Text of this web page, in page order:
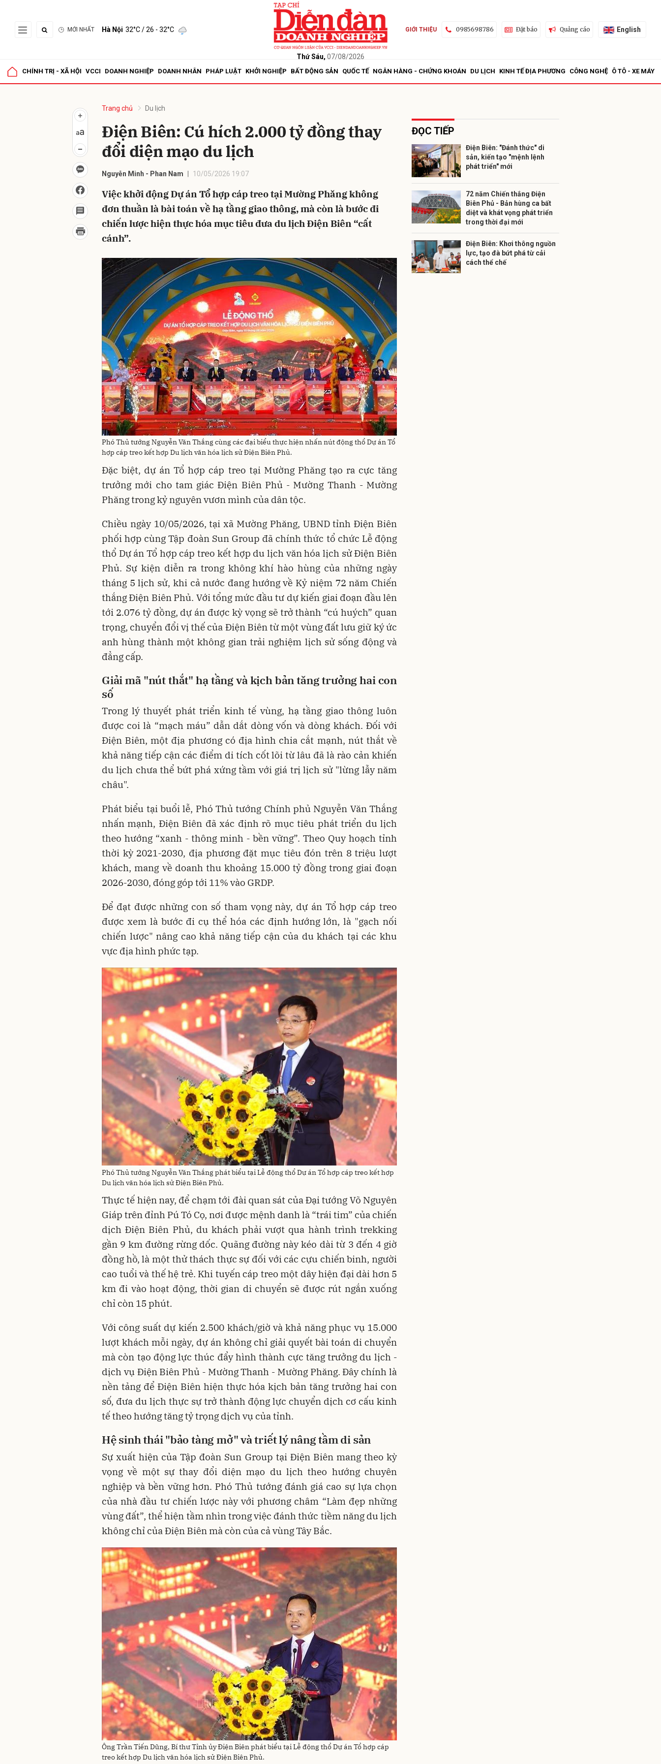
MỚI NHẤT Hà Nội 32°C/ 26 - 32°C
Thứ Sáu, 07/08/2026
GIỚI THIỆU 0985698786 Đặt báo Quảng cáo English
CHÍNH TRỊ - XÃ HỘI VCCI DOANH NGHIỆP DOANH NHÂN PHÁP LUẬT KHỞI NGHIỆP BẤT ĐỘNG SẢN QUỐC TẾ NGÂN HÀNG - CHỨNG KHOÁN DU LỊCH KINH TẾ ĐỊA PHƯƠNG CÔNG NGHỆ Ô TÔ - XE MÁY
Trang chủ Du lịch
Điện Biên: Cú hích 2.000 tỷ đồng thay
đổi diện mạo du lịch
Nguyễn Minh - Phan Nam 10/05/2026 19:07
Việc khởi động Dự án Tổ hợp cáp treo tại Mường Phăng không
đơn thuần là bài toán về hạ tầng giao thông, mà còn là bước đi
chiến lược hiện thực hóa mục tiêu đưa du lịch Điện Biên “cất
cánh”.
Phó Thủ tướng Nguyễn Văn Thắng cùng các đại biểu thực hiện nhấn nút động thổ Dự án Tổ
hợp cáp treo kết hợp Du lịch văn hóa lịch sử Điện Biên Phủ.
Đặc biệt, dự án Tổ hợp cáp treo tại Mường Phăng tạo ra cực tăng
trưởng mới cho tam giác Điện Biên Phủ - Mường Thanh - Mường
Phăng trong kỷ nguyên vươn mình của dân tộc.
Chiều ngày 10/05/2026, tại xã Mường Phăng, UBND tỉnh Điện Biên
phối hợp cùng Tập đoàn Sun Group đã chính thức tổ chức Lễ động
thổ Dự án Tổ hợp cáp treo kết hợp du lịch văn hóa lịch sử Điện Biên
Phủ. Sự kiện diễn ra trong không khí hào hùng của những ngày
tháng 5 lịch sử, khi cả nước đang hướng về Kỷ niệm 72 năm Chiến
thắng Điện Biên Phủ. Với tổng mức đầu tư dự kiến giai đoạn đầu lên
tới 2.076 tỷ đồng, dự án được kỳ vọng sẽ trở thành “cú huých” quan
trọng, chuyển đổi vị thế của Điện Biên từ một vùng đất lưu giữ ký ức
anh hùng thành một không gian trải nghiệm lịch sử sống động và
đẳng cấp.
Giải mã "nút thắt" hạ tầng và kịch bản tăng trưởng hai con
số
Trong lý thuyết phát triển kinh tế vùng, hạ tầng giao thông luôn
được coi là “mạch máu” dẫn dắt dòng vốn và dòng khách. Đối với
Điện Biên, một địa phương có địa hình chia cắt mạnh, nút thắt về
khả năng tiếp cận các điểm di tích cốt lõi từ lâu đã là rào cản khiến
du lịch chưa thể bứt phá xứng tầm với giá trị lịch sử "lừng lẫy năm
châu".
Phát biểu tại buổi lễ, Phó Thủ tướng Chính phủ Nguyễn Văn Thắng
nhấn mạnh, Điện Biên đã xác định rõ mục tiêu phát triển du lịch
theo hướng “xanh - thông minh - bền vững”. Theo Quy hoạch tỉnh
thời kỳ 2021-2030, địa phương đặt mục tiêu đón trên 8 triệu lượt
khách, mang về doanh thu khoảng 15.000 tỷ đồng trong giai đoạn
2026-2030, đóng góp tới 11% vào GRDP.
Để đạt được những con số tham vọng này, dự án Tổ hợp cáp treo
được xem là bước đi cụ thể hóa các định hướng lớn, là "gạch nối
chiến lược" nâng cao khả năng tiếp cận của du khách tại các khu
vực địa hình phức tạp.
Phó Thủ tướng Nguyễn Văn Thắng phát biểu tại Lễ động thổ Dự án Tổ hợp cáp treo kết hợp
Du lịch văn hóa lịch sử Điện Biên Phủ.
Thực tế hiện nay, để chạm tới đài quan sát của Đại tướng Võ Nguyên
Giáp trên đỉnh Pú Tó Cọ, nơi được mệnh danh là “trái tim” của chiến
dịch Điện Biên Phủ, du khách phải vượt qua hành trình trekking
gần 9 km đường rừng dốc. Quãng đường này kéo dài từ 3 đến 4 giờ
đồng hồ, là một thử thách thực sự đối với các cựu chiến binh, người
cao tuổi và thế hệ trẻ. Khi tuyến cáp treo một dây hiện đại dài hơn 5
km đi vào hoạt động, thời gian di chuyển sẽ được rút ngắn xuống
chỉ còn 15 phút.
Với công suất dự kiến 2.500 khách/giờ và khả năng phục vụ 15.000
lượt khách mỗi ngày, dự án không chỉ giải quyết bài toán di chuyển
mà còn tạo động lực thúc đẩy hình thành cực tăng trưởng du lịch -
dịch vụ Điện Biên Phủ - Mường Thanh - Mường Phăng. Đây chính là
nền tảng để Điện Biên hiện thực hóa kịch bản tăng trưởng hai con
số, đưa du lịch thực sự trở thành động lực chuyển dịch cơ cấu kinh
tế theo hướng tăng tỷ trọng dịch vụ của tỉnh.
Hệ sinh thái "bảo tàng mở" và triết lý nâng tầm di sản
Sự xuất hiện của Tập đoàn Sun Group tại Điện Biên mang theo kỳ
vọng về một sự thay đổi diện mạo du lịch theo hướng chuyên
nghiệp và bền vững hơn. Phó Thủ tướng đánh giá cao sự lựa chọn
của nhà đầu tư chiến lược này với phương châm “Làm đẹp những
vùng đất”, thể hiện tầm nhìn trong việc đánh thức tiềm năng du lịch
không chỉ của Điện Biên mà còn của cả vùng Tây Bắc.
Ông Trần Tiến Dũng, Bí thư Tỉnh ủy Điện Biên phát biểu tại Lễ động thổ Dự án Tổ hợp cáp
treo kết hợp Du lịch văn hóa lịch sử Điện Biên Phủ.
ĐỌC TIẾP
Điện Biên: "Đánh thức" di
sản, kiến tạo "mệnh lệnh
phát triển" mới
72 năm Chiến thắng Điện
Biên Phủ - Bản hùng ca bất
diệt và khát vọng phát triển
trong thời đại mới
Điện Biên: Khơi thông nguồn
lực, tạo đà bứt phá từ cải
cách thể chế
Gửi